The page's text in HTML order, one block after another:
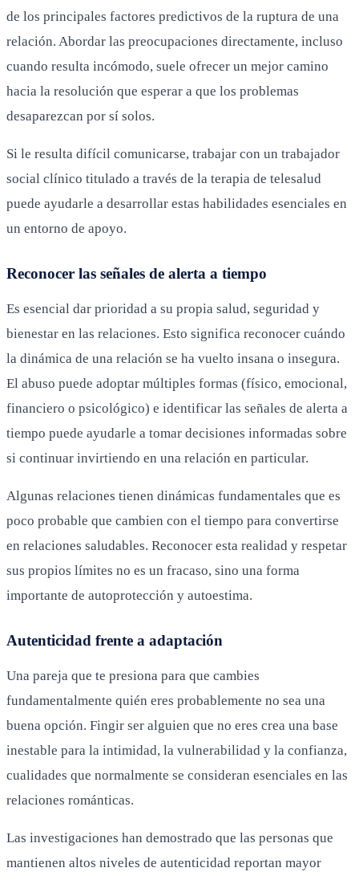
de los principales factores predictivos de la ruptura de una
relación. Abordar las preocupaciones directamente, incluso
cuando resulta incómodo, suele ofrecer un mejor camino
hacia la resolución que esperar a que los problemas
desaparezcan por sí solos.
Si le resulta difícil comunicarse, trabajar con un trabajador
social clínico titulado a través de la terapia de telesalud
puede ayudarle a desarrollar estas habilidades esenciales en
un entorno de apoyo.
Reconocer las señales de alerta a tiempo
Es esencial dar prioridad a su propia salud, seguridad y
bienestar en las relaciones. Esto significa reconocer cuándo
la dinámica de una relación se ha vuelto insana o insegura.
El abuso puede adoptar múltiples formas (físico, emocional,
financiero o psicológico) e identificar las señales de alerta a
tiempo puede ayudarle a tomar decisiones informadas sobre
si continuar invirtiendo en una relación en particular.
Algunas relaciones tienen dinámicas fundamentales que es
poco probable que cambien con el tiempo para convertirse
en relaciones saludables. Reconocer esta realidad y respetar
sus propios límites no es un fracaso, sino una forma
importante de autoprotección y autoestima.
Autenticidad frente a adaptación
Una pareja que te presiona para que cambies
fundamentalmente quién eres probablemente no sea una
buena opción. Fingir ser alguien que no eres crea una base
inestable para la intimidad, la vulnerabilidad y la confianza,
cualidades que normalmente se consideran esenciales en las
relaciones románticas.
Las investigaciones han demostrado que las personas que
mantienen altos niveles de autenticidad reportan mayor